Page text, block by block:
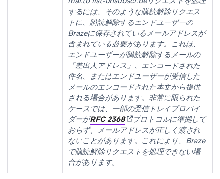
するには、そのような購読解除リクエス
トに、購読解除するエンドユーザーの
Brazeに保存されているメールアドレスが
含まれている必要があります。これは、
エンドユーザーが購読解除するメールの
「差出人アドレス」、エンコードされた
件名、またはエンドユーザーが受信した
メールのエンコードされた本文から提供
される場合があります。非常に限られた
ケースでは、一部の受信トレイプロバイ
ダーがRFC 2368(opens in new tab)
プロトコルに準拠して
おらず、メールアドレスが正しく渡され
ないことがあります。これにより、Braze
で購読解除リクエストを処理できない場
合があります。